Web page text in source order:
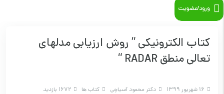
ورود/عضویت
کتاب الکترونیکی ” روش ارزيابي مدلهای
تعالي منطق RADAR “
16 شهریور 1399 دکتر محمود آسیاچی کتاب ها 1672 بازدید